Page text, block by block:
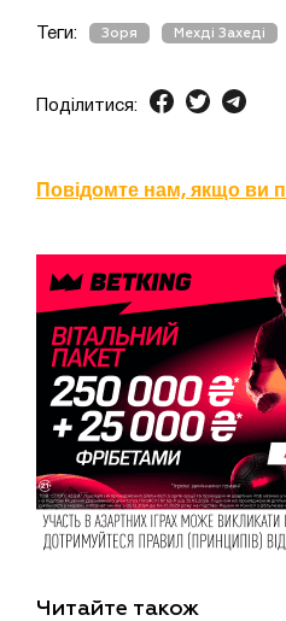
Теги: Зоря Мехді Захеді
Поділитися:
Повідомте нам, якщо ви
Читайте також